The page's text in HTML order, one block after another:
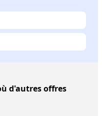
d'autres offres